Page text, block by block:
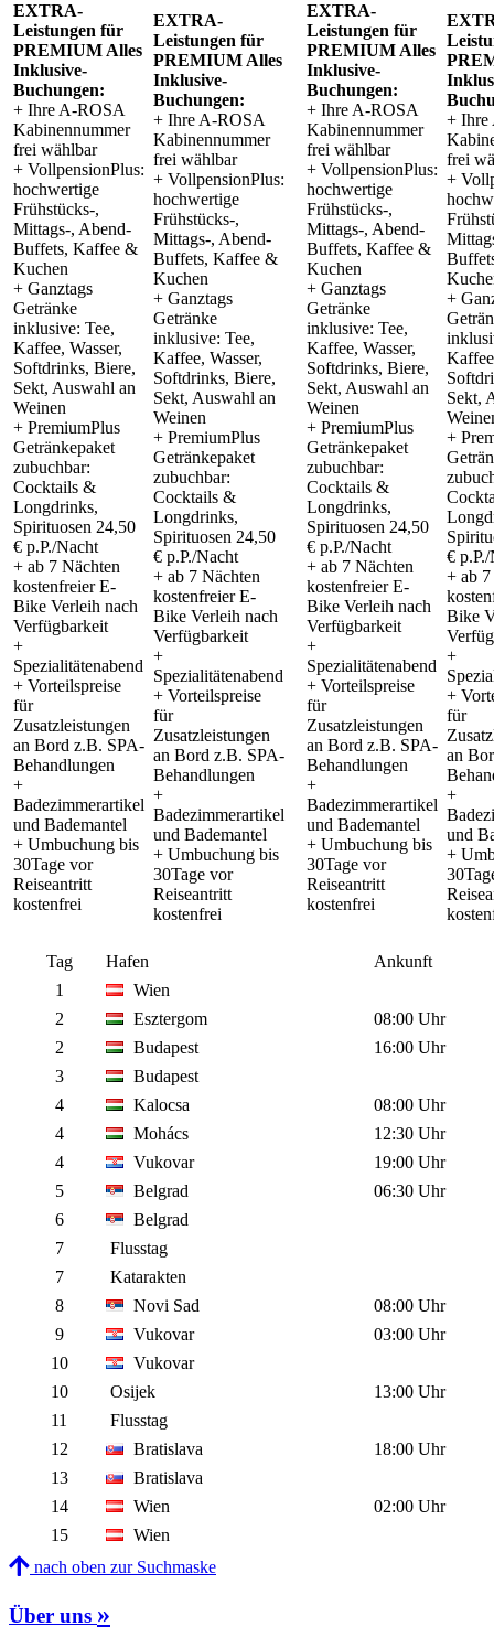
EXTRA-
Leistungen für
PREMIUM Alles
Inklusive-
Buchungen:
+ Ihre A-ROSA
Kabinennummer
frei wählbar
+ VollpensionPlus:
hochwertige
Frühstücks-,
Mittags-, Abend-
Buffets, Kaffee &
Kuchen
+ Ganztags
Getränke
inklusive: Tee,
Kaffee, Wasser,
Softdrinks, Biere,
Sekt, Auswahl an
Weinen
+ PremiumPlus
Getränkepaket
zubuchbar:
Cocktails &
Longdrinks,
Spirituosen 24,50
€ p.P./Nacht
+ ab 7 Nächten
kostenfreier E-
Bike Verleih nach
Verfügbarkeit
+
Spezialitätenabend
+ Vorteilspreise
für
Zusatzleistungen
an Bord z.B. SPA-
Behandlungen
+
Badezimmerartikel
und Bademantel
+ Umbuchung bis
30Tage vor
Reiseantritt
kostenfrei
EXTRA-
Leistungen für
PREMIUM Alles
Inklusive-
Buchungen:
+ Ihre A-ROSA
Kabinennummer
frei wählbar
+ VollpensionPlus:
hochwertige
Frühstücks-,
Mittags-, Abend-
Buffets, Kaffee &
Kuchen
+ Ganztags
Getränke
inklusive: Tee,
Kaffee, Wasser,
Softdrinks, Biere,
Sekt, Auswahl an
Weinen
+ PremiumPlus
Getränkepaket
zubuchbar:
Cocktails &
Longdrinks,
Spirituosen 24,50
€ p.P./Nacht
+ ab 7 Nächten
kostenfreier E-
Bike Verleih nach
Verfügbarkeit
+
Spezialitätenabend
+ Vorteilspreise
für
Zusatzleistungen
an Bord z.B. SPA-
Behandlungen
+
Badezimmerartikel
und Bademantel
+ Umbuchung bis
30Tage vor
Reiseantritt
kostenfrei
EXTRA-
Leistungen für
PREMIUM Alles
Inklusive-
Buchungen:
+ Ihre A-ROSA
Kabinennummer
frei wählbar
+ VollpensionPlus:
hochwertige
Frühstücks-,
Mittags-, Abend-
Buffets, Kaffee &
Kuchen
+ Ganztags
Getränke
inklusive: Tee,
Kaffee, Wasser,
Softdrinks, Biere,
Sekt, Auswahl an
Weinen
+ PremiumPlus
Getränkepaket
zubuchbar:
Cocktails &
Longdrinks,
Spirituosen 24,50
€ p.P./Nacht
+ ab 7 Nächten
kostenfreier E-
Bike Verleih nach
Verfügbarkeit
+
Spezialitätenabend
+ Vorteilspreise
für
Zusatzleistungen
an Bord z.B. SPA-
Behandlungen
+
Badezimmerartikel
und Bademantel
+ Umbuchung bis
30Tage vor
Reiseantritt
kostenfrei
+ Ihre
frei
+
+
Sekt,
+
€
+ ab
Bike
+
+
für
an
+
und
+
Tag Hafen
Ankunft
1
Wien
2
Esztergom
08:00 Uhr
2
Budapest
16:00 Uhr
3
Budapest
4
Kalocsa
08:00 Uhr
4
Mohács
12:30 Uhr
4
Vukovar
19:00 Uhr
5
Belgrad
06:30 Uhr
6
Belgrad
7
Flusstag
7
Katarakten
8
Novi Sad
08:00 Uhr
9
Vukovar
03:00 Uhr
10
Vukovar
10
Osijek
13:00 Uhr
11
Flusstag
12
Bratislava
18:00 Uhr
13
Bratislava
14
Wien
02:00 Uhr
15
Wien
nach oben zur Suchmaske
Über uns »